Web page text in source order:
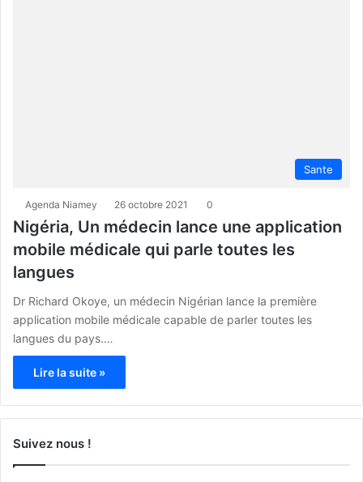
Sante
Agenda Niamey 26 octobre 2021 0
Nigéria, Un médecin lance une application
mobile médicale qui parle toutes les
langues
Dr Richard Okoye, un médecin Nigérian lance la première
application mobile médicale capable de parler toutes les
langues du pays.…
Lire la suite »
Suivez nous !